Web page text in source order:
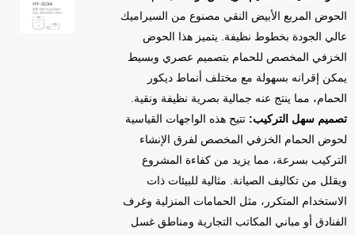
الحوض المربع الأبيض النقي مصنوع من السيراميك
عالي الجودة بخطوط نظيفة. يتميز هذا الحوض
الخزفي المخصص للحمام بتصميم عصري وبسيط
يمكن إقرانه بسهولة مع مختلف أنماط ديكور
الحمام، مما ينتج عنه جمالية بصرية نظيفة ونقية.
تصميم سهل التركيب: تتيح هذه الواجهات القياسية
لحوض الحمام الخزفي المخصص لفرق الإنشاء
التركيب بسرعة، مما يزيد من كفاءة المشروع
ويقلل من تكاليف الصيانة. مثالية للبيئات ذات
الاستخدام المتكرر، مثل الحمامات المنزلية وغرف
الفنادق أو مباني المكاتب التجارية ومناطق غسل